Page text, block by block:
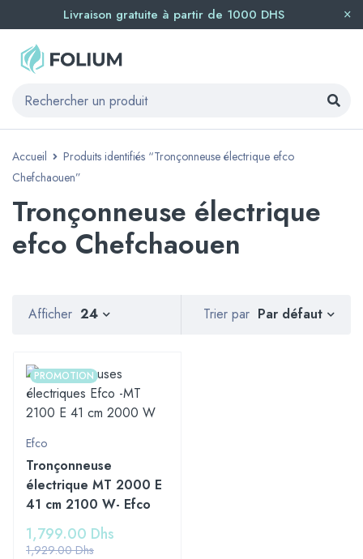
Livraison gratuite à partir de 1000 DHS
Accueil
Produits identifiés “Tronçonneuse électrique efco
Chefchaouen”
Tronçonneuse électrique
efco Chefchaouen
Trier par Par défaut
Afficher 24
PROMOTION
Efco
Tronçonneuse
électrique MT 2000 E
41 cm 2100 W- Efco
1,929.00Dhs
1,799.00 Dhs